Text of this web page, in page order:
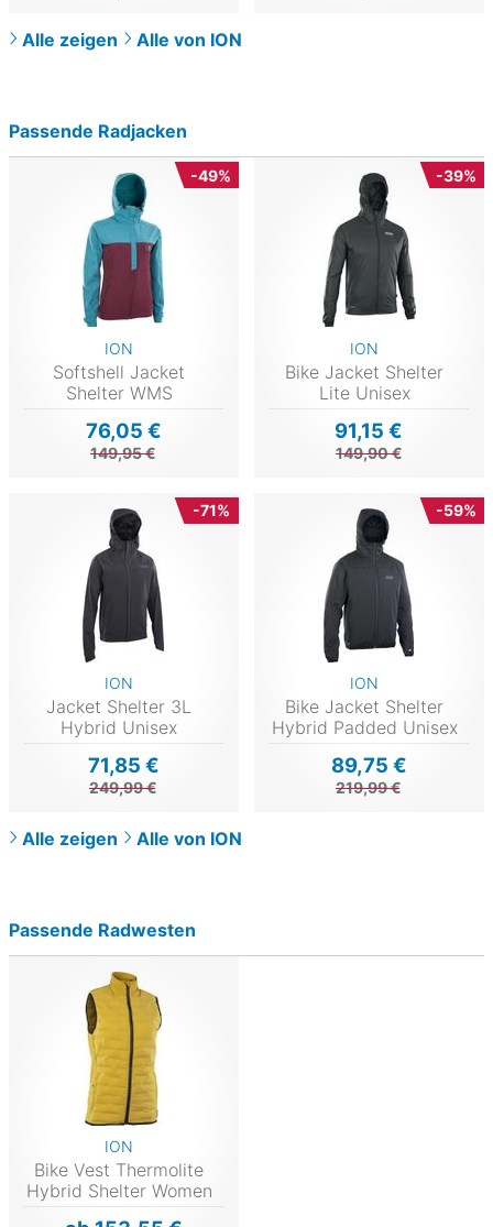
Alle zeigen Alle von ION
Passende Radjacken
-49%
ION
Softshell Jacket
Shelter WMS
76,05 €
149,95 €
-39%
ION
Bike Jacket Shelter
Lite Unisex
91,15 €
149,90 €
-71%
ION
Jacket Shelter 3L
Hybrid Unisex
71,85 €
249,99 €
-59%
ION
Bike Jacket Shelter
Hybrid Padded Unisex
89,75 €
219,99 €
Alle zeigen Alle von ION
Passende Radwesten
ION
Bike Vest Thermolite
Hybrid Shelter Women